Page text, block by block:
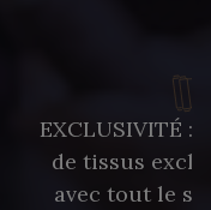
EXCLUSIVITÉ :
de tissus
avec tout le